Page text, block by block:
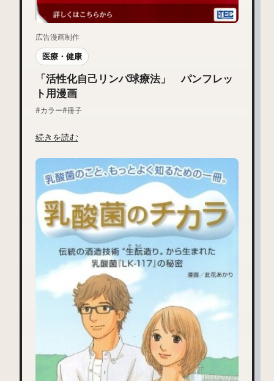
広告漫画制作
医療・健康
「活性化自己リンパ球療法」 パンフレッ
ト用漫画
#カラー#冊子
続きを読む